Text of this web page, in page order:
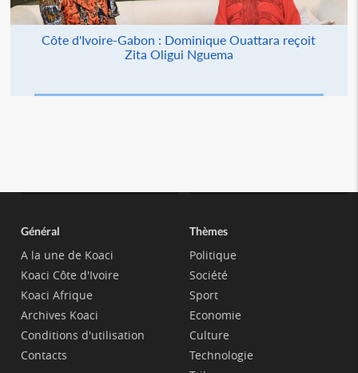
Côte d'Ivoire-Gabon : Dominique Ouattara reçoit
Zita Oligui Nguema
Général
A la une de Koaci
Koaci Côte d'Ivoire
Koaci Afrique
Archives Koaci
Conditions d'utilisation
Contacts
Thèmes
Politique
Société
Sport
Economie
Culture
Technologie